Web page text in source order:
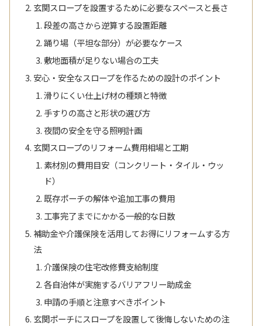
玄関スロープを設置するために必要なスペースと長さ
段差の高さから逆算する設置距離
踊り場（平坦な部分）が必要なケース
敷地面積が足りない場合の工夫
安心・安全なスロープを作るための設計のポイント
滑りにくい仕上げ材の種類と特徴
手すりの高さと形状の選び方
夜間の安全を守る照明計画
玄関スロープのリフォーム費用相場と工期
素材別の費用目安（コンクリート・タイル・ウッ
ド）
既存ポーチの解体や追加工事の費用
工事完了までにかかる一般的な日数
補助金や介護保険を活用してお得にリフォームする方
法
介護保険の住宅改修費支給制度
各自治体が実施するバリアフリー助成金
申請の手順と注意すべきポイント
玄関ポーチにスロープを設置して後悔しないための注